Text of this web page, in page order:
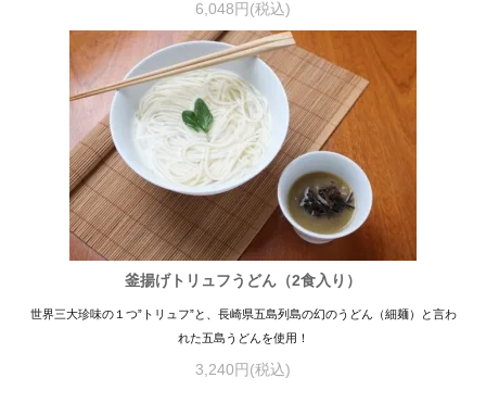
6,048円(税込)
釜揚げトリュフうどん（2食入り）
世界三大珍味の１つ”トリュフ”と、長崎県五島列島の幻のうどん（細麺）と言わ
れた五島うどんを使用！
3,240円(税込)